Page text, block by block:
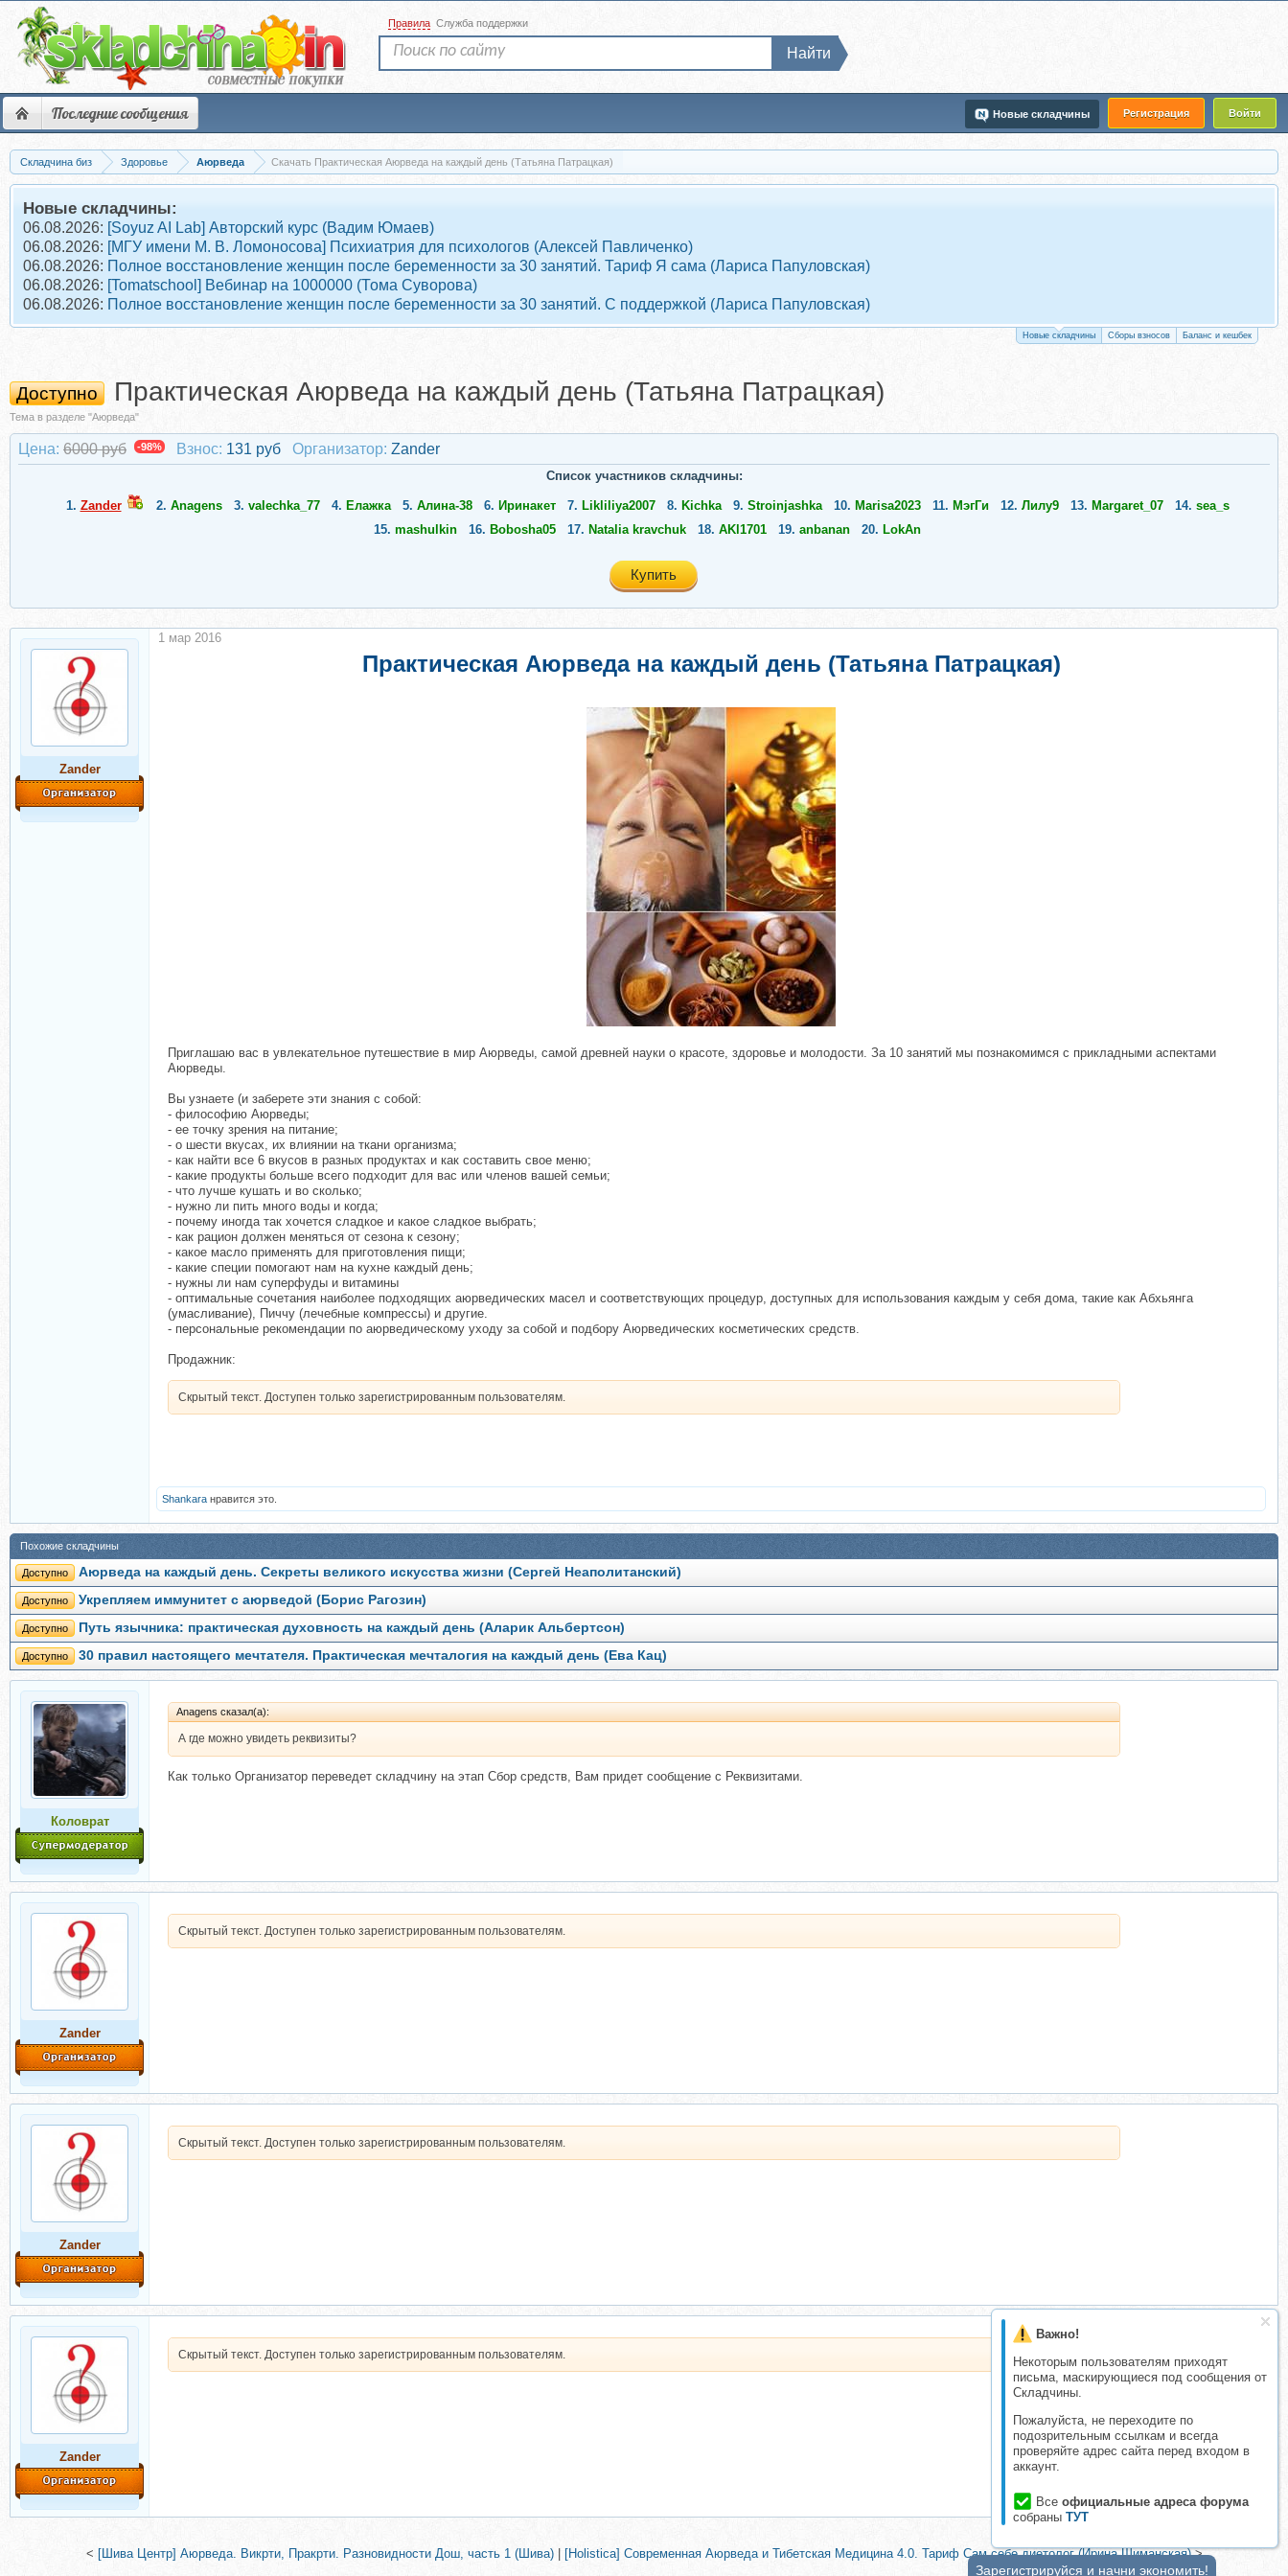
Последние сообщения Регистрация Войти
Новые складчины
Правила Служба поддержки
Найти
Складчина биз Здоровье Аюрведа Скачать Практическая Аюрведа на каждый день (Татьяна Патрацкая)
Новые складчины:
06.08.2026: [Soyuz AI Lab] Авторский курс (Вадим Юмаев)
06.08.2026: [МГУ имени М. В. Ломоносова] Психиатрия для психологов (Алексей Павличенко)
06.08.2026: Полное восстановление женщин после беременности за 30 занятий. Тариф Я сама (Лариса Папуловская)
06.08.2026: [Tomatschool] Вебинар на 1000000 (Тома Суворова)
06.08.2026: Полное восстановление женщин после беременности за 30 занятий. С поддержкой (Лариса Папуловская)
Новые складчины Сборы взносов Баланс и кешбек
Важно!
Некоторым пользователям приходят
письма, маскирующиеся под сообщения от
Складчины.
Пожалуйста, не переходите по
подозрительным ссылкам и всегда
проверяйте адрес сайта перед входом в
аккаунт.
Все официальные адреса форума
собраны ТУТ
Доступно Практическая Аюрведа на каждый день (Татьяна Патрацкая)
Тема в разделе "Аюрведа"
Цена: 6000 руб -98% Взнос: 131 руб Организатор: Zander
Список участников складчины:
1. Zander 2. Anagens 3. valechka_77 4. Елажка 5. Алина-38 6. Иринакет 7. Likliliya2007 8. Kichka 9. Stroinjashka 10. Marisa2023 11. МэгГи 12. Лилу9 13. Margaret_07 14. sea_s
15. mashulkin 16. Bobosha05 17. Natalia kravchuk 18. AKl1701 19. anbanan 20. LokAn
Купить
Zander
Практическая Аюрведа на каждый день (Татьяна Патрацкая)
Приглашаю вас в увлекательное путешествие в мир Аюрведы, самой древней науки о красоте, здоровье и молодости. За 10 занятий мы познакомимся с прикладными аспектами
Аюрведы.
Вы узнаете (и заберете эти знания с собой:
- философию Аюрведы;
- ее точку зрения на питание;
- о шести вкусах, их влиянии на ткани организма;
- как найти все 6 вкусов в разных продуктах и как составить свое меню;
- какие продукты больше всего подходит для вас или членов вашей семьи;
- что лучше кушать и во сколько;
- нужно ли пить много воды и когда;
- почему иногда так хочется сладкое и какое сладкое выбрать;
- как рацион должен меняться от сезона к сезону;
- какое масло применять для приготовления пищи;
- какие специи помогают нам на кухне каждый день;
- нужны ли нам суперфуды и витамины
- оптимальные сочетания наиболее подходящих аюрведических масел и соответствующих процедур, доступных для использования каждым у себя дома, такие как Абхьянга
(умасливание), Пиччу (лечебные компрессы) и другие.
- персональные рекомендации по аюрведическому уходу за собой и подбору Аюрведических косметических средств.
Продажник:
Скрытый текст. Доступен только зарегистрированным пользователям.
1 мар 2016
Shankara нравится это.
Похожие складчины
Доступно Аюрведа на каждый день. Секреты великого искусства жизни (Сергей Неаполитанский)
Доступно Укрепляем иммунитет с аюрведой (Борис Рагозин)
Доступно Путь язычника: практическая духовность на каждый день (Аларик Альбертсон)
Доступно 30 правил настоящего мечтателя. Практическая мечталогия на каждый день (Ева Кац)
Коловрат
Anagens сказал(а):
А где можно увидеть реквизиты?
Как только Организатор переведет складчину на этап Сбор средств, Вам придет сообщение с Реквизитами.
Zander
Скрытый текст. Доступен только зарегистрированным пользователям.
Zander
Скрытый текст. Доступен только зарегистрированным пользователям.
Zander
Скрытый текст. Доступен только зарегистрированным пользователям.
< [Шива Центр] Аюрведа. Викрти, Пракрти. Разновидности Дош, часть 1 (Шива)| [Holistica] Современная Аюрведа и Тибетская Медицина 4.0. Тариф Сам себе диетолог (Ирина Шиманская)>
Зарегистрируйся и начни экономить!